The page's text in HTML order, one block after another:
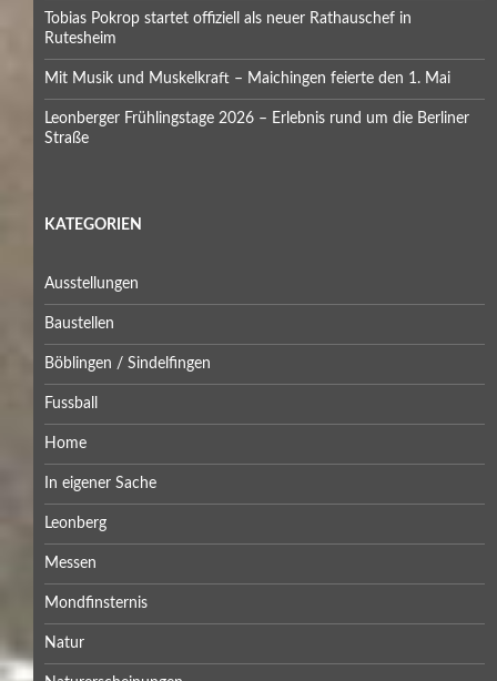
Tobias Pokrop startet offiziell als neuer Rathauschef in
Rutesheim
Mit Musik und Muskelkraft – Maichingen feierte den 1. Mai
Leonberger Frühlingstage 2026 – Erlebnis rund um die Berliner
Straße
KATEGORIEN
Ausstellungen
Baustellen
Böblingen / Sindelfingen
Fussball
Home
In eigener Sache
Leonberg
Messen
Mondfinsternis
Natur